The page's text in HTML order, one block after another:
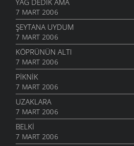
YAĞ DEDIK AMA
7 MART 2006
ŞEYTANA UYDUM
7 MART 2006
KÖPRÜNÜN ALTI
7 MART 2006
PIKNIK
7 MART 2006
UZAKLARA
7 MART 2006
BELKI
7 MART 2006